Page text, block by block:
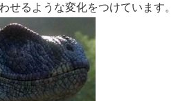
せるような変化をつけています。